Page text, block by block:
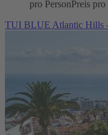
pro PersonPreis pro
TUI BLUE Atlantic Hills